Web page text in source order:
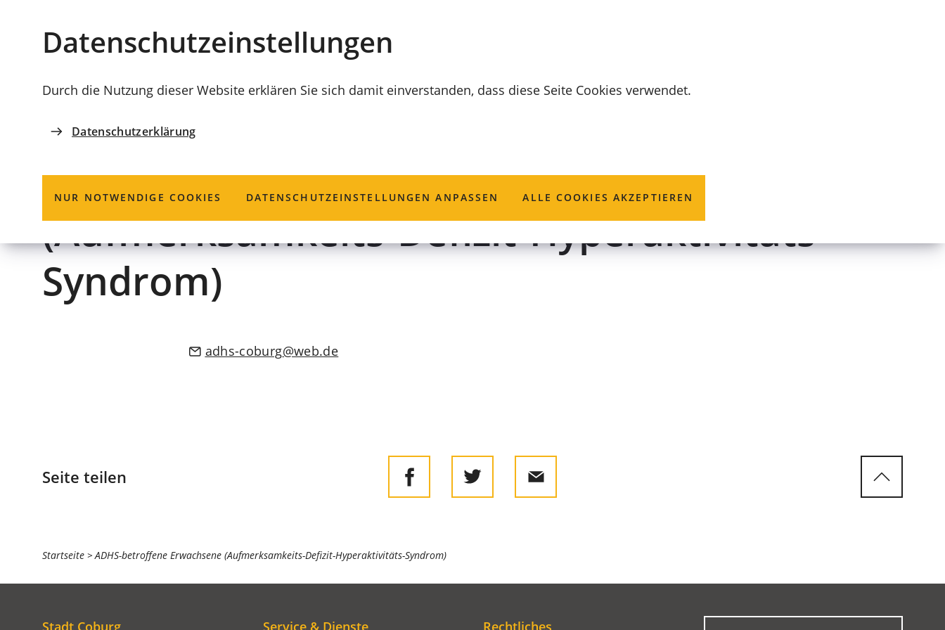
Datenschutz­einstellungen
Durch die Nutzung dieser Website erklären Sie sich damit einverstanden, dass diese Seite Cookies verwendet.
Datenschutzerklärung
NUR NOTWENDIGE COOKIES DATENSCHUTZ­EINSTELLUNGEN ANPASSEN ALLE COOKIES AKZEPTIEREN
Coburg
SELBSTHILFEGRUPPE
ADHS-betroffene Erwachsene
(Aufmerksamkeits-Defizit-Hyperaktivitäts-
Syndrom)
adhs-coburg web de
Seite teilen
Sie
befinden
hier:
Startseite ADHS-betroffene Erwachsene (Aufmerksamkeits-Defizit-Hyperaktivitäts-Syndrom)
Stadt Coburg Service & Dienste Rechtliches